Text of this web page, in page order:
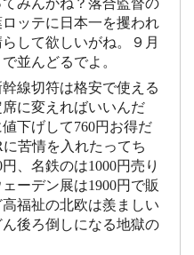
みんかね？落合監督の
ッテに日本一を攫われ
して欲しいがね。９月
並んどるでよ。
線切符は格安で使える
に変えればいいんだ
下げして760円お得だ
苦情を入れたってち
、名鉄のは1000円売り
ーデン展は1900円で販
福祉の北欧は羨ましい
後ろ倒しになる地獄の